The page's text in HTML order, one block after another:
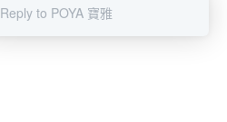
Reply to POYA 寶雅